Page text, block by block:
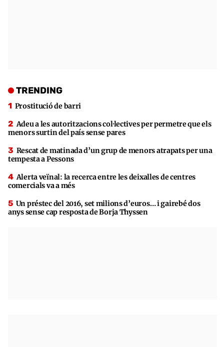
TRENDING
Prostitució de barri
Adeu a les autoritzacions col·lectives per permetre que els
menors surtin del país sense pares
Rescat de matinada d’un grup de menors atrapats per una
tempesta a Pessons
Alerta veïnal: la recerca entre les deixalles de centres
comercials va a més
Un préstec del 2016, set milions d’euros… i gairebé dos
anys sense cap resposta de Borja Thyssen